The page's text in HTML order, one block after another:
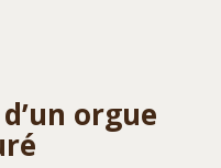
orgue